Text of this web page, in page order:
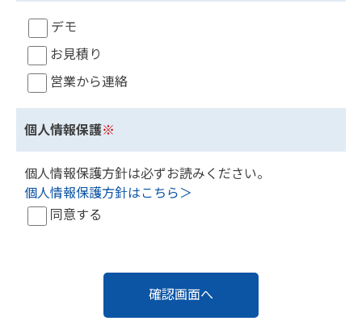
デモ
お見積り
営業から連絡
個人情報保護※
個人情報保護方針は必ずお読みください。
個人情報保護方針はこちら＞
同意する